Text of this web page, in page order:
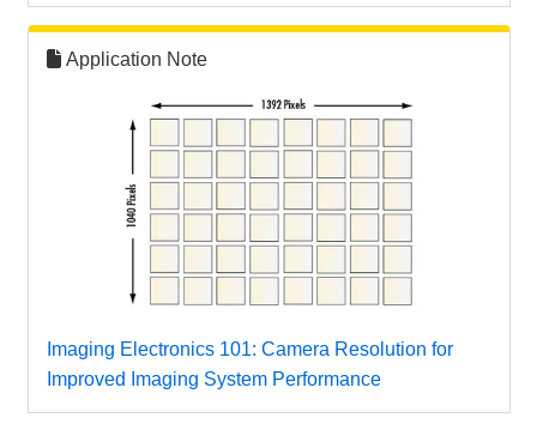
Application Note
Imaging Electronics 101: Camera Resolution for
Improved Imaging System Performance